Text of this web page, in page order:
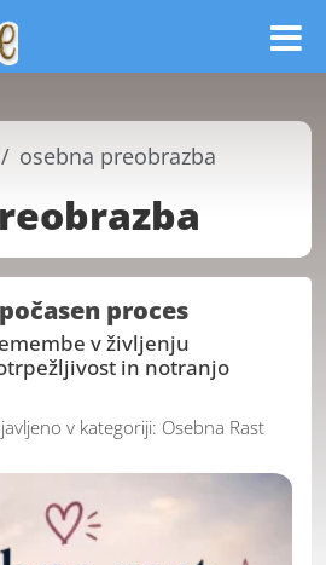
osebna preobrazba
proces
v življenju
in notranjo
v kategoriji: Osebna Rast